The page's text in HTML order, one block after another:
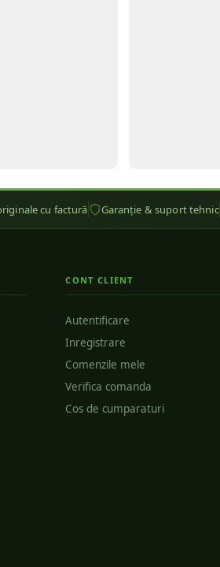
cu factură Garanție & suport tehnic
CONT CLIENT
Autentificare
Inregistrare
Comenzile mele
Verifica comanda
Cos de cumparaturi